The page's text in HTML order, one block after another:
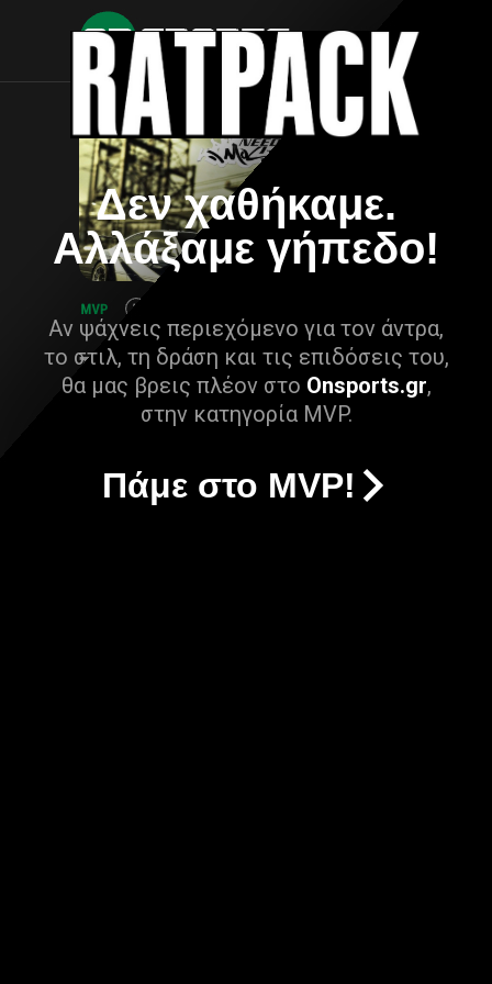
Δεν χαθήκαμε.
Αλλάξαμε γήπεδο!
Αν ψάχνεις περιεχόμενο για τον άντρα,
το στιλ, τη δράση και τις επιδόσεις του,
θα μας βρεις πλέον στο Onsports.gr,
στην κατηγορία MVP.
Πάμε στο MVP!